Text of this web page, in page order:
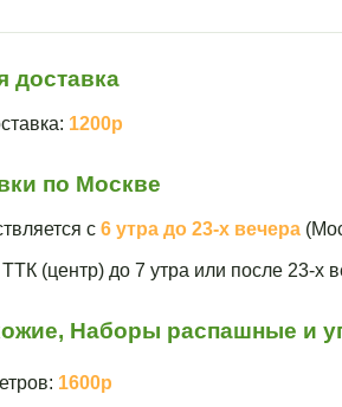
доставка
1200р
по Москве
с 6 утра до 23-х вечера
(центр) до 7 утра или после 23-х
Наборы распашные и
1600р